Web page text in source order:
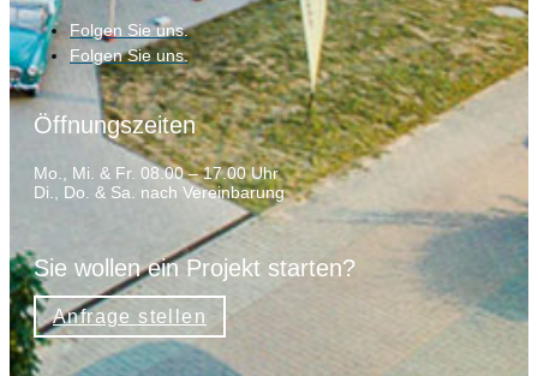
Folgen Sie uns.
Folgen Sie uns.
Öffnungszeiten
Mo., Mi. & Fr. 08.00 – 17.00 Uhr
Di., Do. & Sa. nach Vereinbarung
Sie wollen ein Projekt starten?
Anfrage stellen